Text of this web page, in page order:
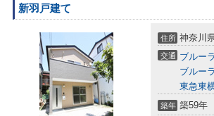
新羽戸建て
住所 神奈川
交通 ブルー
ブルー
東急東
築年 築59年